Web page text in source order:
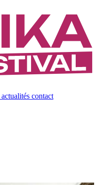
actualités contact